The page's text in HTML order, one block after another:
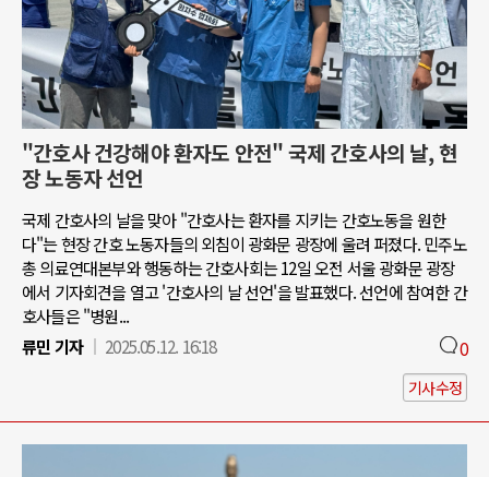
"간호사 건강해야 환자도 안전" 국제 간호사의 날, 현
장 노동자 선언
국제 간호사의 날을 맞아 "간호사는 환자를 지키는 간호노동을 원한
다"는 현장 간호 노동자들의 외침이 광화문 광장에 울려 퍼졌다. 민주노
총 의료연대본부와 행동하는 간호사회는 12일 오전 서울 광화문 광장
에서 기자회견을 열고 '간호사의 날 선언'을 발표했다. 선언에 참여한 간
호사들은 "병원...
류민 기자
2025.05.12. 16:18 0
기사수정